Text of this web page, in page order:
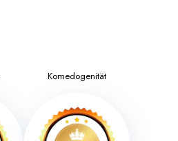
Komedogenität